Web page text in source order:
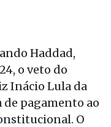
Haddad,
o veto do
Inácio Lula da
de pagamento ao
O